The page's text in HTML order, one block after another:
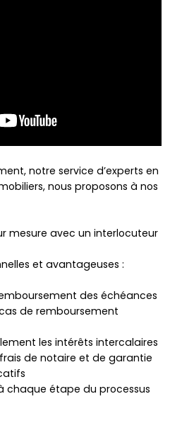
notre service d’experts en
nous proposons à nos
mesure avec un interlocuteur
et avantageuses :
des échéances
de remboursement
les intérêts intercalaires
de notaire et de garantie
chaque étape du processus